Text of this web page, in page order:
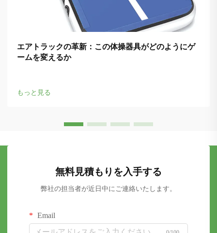
エアトラックの革新：この体操器具がどのようにゲ
ームを変えるか
もっと見る
無料見積もりを入手する
弊社の担当者が近日中にご連絡いたします。
Email